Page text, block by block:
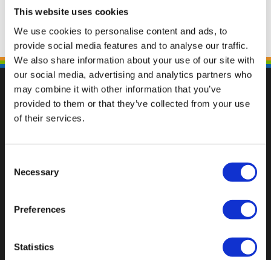
This website uses cookies
We use cookies to personalise content and ads, to
provide social media features and to analyse our traffic.
We also share information about your use of our site with
our social media, advertising and analytics partners who
may combine it with other information that you’ve
provided to them or that they’ve collected from your use
of their services.
Selection
Necessary
Preferences
Statistics